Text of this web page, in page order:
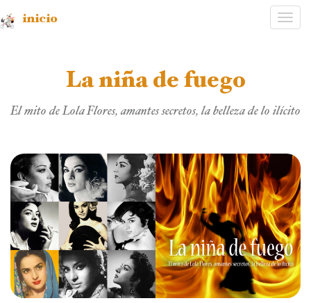
inicio
La niña de fuego
El mito de Lola Flores, amantes secretos, la belleza de lo ilícito